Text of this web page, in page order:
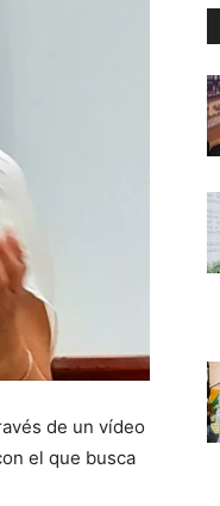
de un vídeo
el que busca